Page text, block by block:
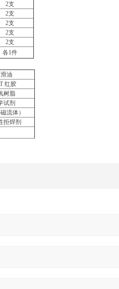
2支
2支
2支
2支
2支
各1件
油
红胶
树脂
试剂
流体）
拒焊剂